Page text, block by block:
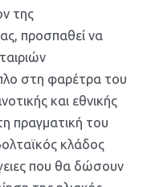
της
προσπαθεί να
στη φαρέτρα του
και εθνικής
πραγματική του
κλάδος
που θα δώσουν